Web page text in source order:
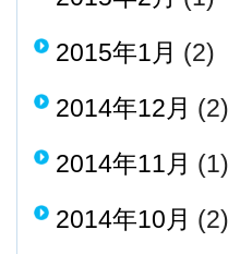
2015年1月 (2)
2014年12月 (2)
2014年11月 (1)
2014年10月 (2)